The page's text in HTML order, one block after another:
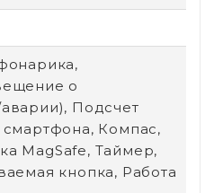
о
Подсчет
Компас,
MagSafe, Таймер,
кнопка, Работа